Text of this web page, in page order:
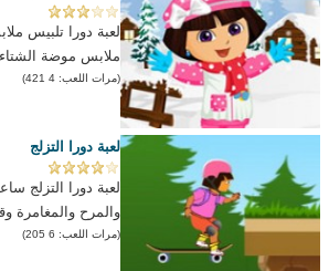
لعبة دورا تلبيس
ملابس موضة
(مرات اللعب: 4 421)
لعبة دورا التزلج
لعبة دورا التزلج
والمرح والمغامرة
(مرات اللعب: 6 205)